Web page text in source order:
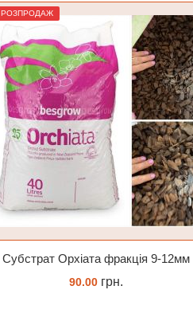
РОЗПРОДАЖ
Субстрат Орхіата фракція 9-12мм
90.00грн.